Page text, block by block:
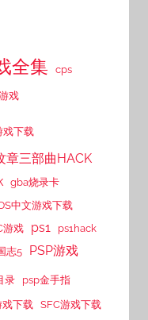
全集 cps
戏
戏下载
章三部曲HACK
gba烧录卡
中文游戏下载
游戏 ps1
ps1hack
志5 PSP游戏
录
psp金手指
戏下载 SFC游戏下载